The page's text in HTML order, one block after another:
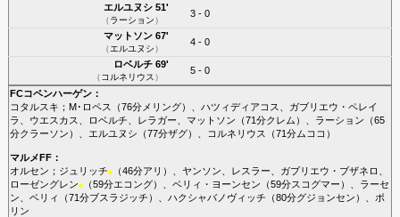
エルユヌシ51'
（ラーション）
3 - 0
マットソン67'
（エルユヌシ）
4 - 0
ロベルチ69'
（コルネリウス ）
5 - 0
FCコペンハーゲン：
コタルスキ ； M･ロペス （76分メリング）、 ハツィディアコス
ガブリエウ・ペレイ
ラ
ウエスカス ロベルチ レラガー マットソン （71分クレム ）、 ラーション （65
分クラーソン ）、 エルユヌシ （77分ザグ）、 コルネリウス （71分ムココ ）
マルメFF：
オルセン ； ジュリッチ■（46分アリ ）、 ヤンソン レスラー ガブリエウ・ブザネロ
ローゼングレン■（59分エコング）、 ベリィ・ヨーンセン （59分スコグマー ）、 ラーセ
ン
ベリィ （71分ブスラジッチ ）、 ハクシャバノヴィッチ （80分グジョンセン ）、 ボ
リン